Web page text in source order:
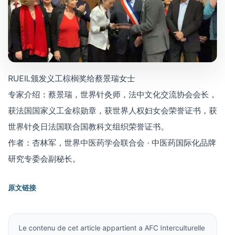
RUEIL颁发义工棕榈奖给蔡景瑞女士
专家介绍：蔡景瑞，世界针灸师，法中文化交流协会会长，
获法国国家义工金棕勋章，获世界人权妇女会荣誉证书，获
世界针灸日法国联合国教科文组织荣誉证书。
作者：杏林军，世界中医药学会联合会 · 中医药国际化品牌
研究专委会副秘长。
原文链接
Le contenu de cet article appartient a AFC Interculturelle